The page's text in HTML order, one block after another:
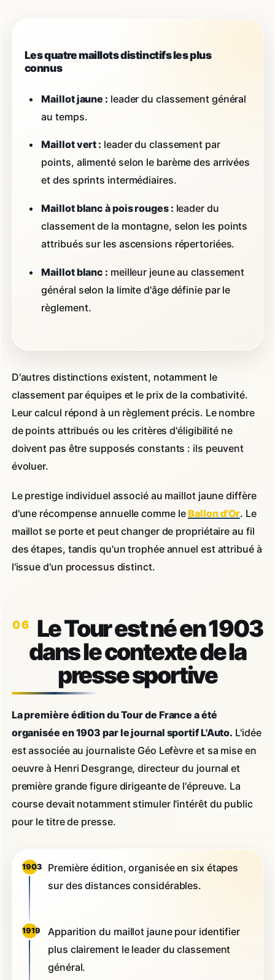
Les quatre maillots distinctifs les plus
connus
Maillot jaune : leader du classement général
au temps.
Maillot vert : leader du classement par
points, alimenté selon le barème des arrivées
et des sprints intermédiaires.
Maillot blanc à pois rouges : leader du
classement de la montagne, selon les points
attribués sur les ascensions répertoriées.
Maillot blanc : meilleur jeune au classement
général selon la limite d'âge définie par le
règlement.
D'autres distinctions existent, notamment le
classement par équipes et le prix de la combativité.
Leur calcul répond à un règlement précis. Le nombre
de points attribués ou les critères d'éligibilité ne
doivent pas être supposés constants : ils peuvent
évoluer.
Le prestige individuel associé au maillot jaune diffère
d'une récompense annuelle comme leBallon d'Or. Le
maillot se porte et peut changer de propriétaire au fil
des étapes, tandis qu'un trophée annuel est attribué à
l'issue d'un processus distinct.
Le Tour est né en 1903
dans le contexte de la
presse sportive
La première édition du Tour de France a été
organisée en 1903 par le journal sportif L'Auto. L'idée
est associée au journaliste Géo Lefèvre et sa mise en
oeuvre à Henri Desgrange, directeur du journal et
première grande figure dirigeante de l'épreuve. La
course devait notamment stimuler l'intérêt du public
pour le titre de presse.
1903
Première édition, organisée en six étapes
sur des distances considérables.
1919
Apparition du maillot jaune pour identifier
plus clairement le leader du classement
général.